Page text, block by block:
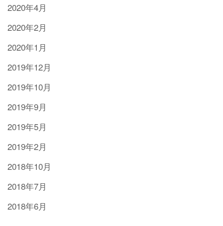
2020年4月
2020年2月
2020年1月
2019年12月
2019年10月
2019年9月
2019年5月
2019年2月
2018年10月
2018年7月
2018年6月